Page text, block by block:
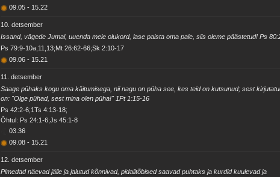
09.05- 15.22
10. detsember
Issand, vägede Jumal, uuenda meie olukord, lase paista oma pale, siis oleme päästetud! Ps
Ps 79:9-10a,11,13;Mt 26:62-66;Sk 2:10-17
09.06- 15.21
11. detsember
Saage pühaks kogu oma käitumisega, nii nagu on püha see, kes teid on kutsunud; sest
on: "Olge pühad, sest mina olen püha!" 1Pt 1:15-16
Ps 42:2-6;1Ts 4:13-18;
Õhtul: Ps 24:1-6;Js 45:1-8
03.36
09.08-15.21
12. detsember
Pimedad näevad jälle ja jalutud kõnnivad, pidalitõbised saavad puhtaks ja kurdid kuulevad ja